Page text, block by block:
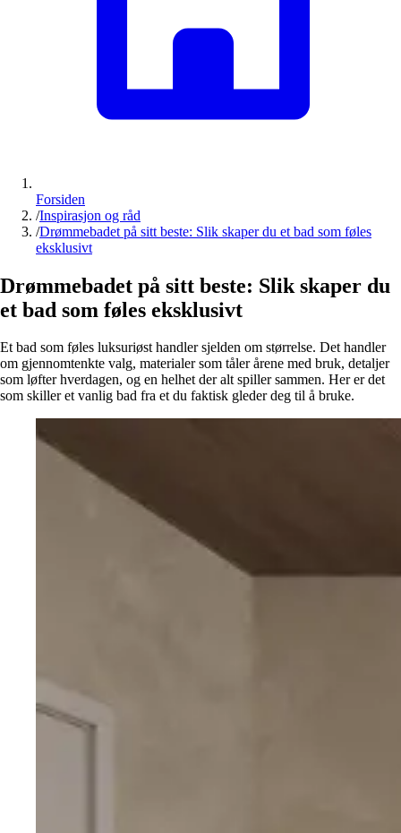
Forsiden
/Inspirasjon og råd
/Drømmebadet på sitt beste: Slik skaper du et bad som føles
eksklusivt
Drømmebadet på sitt beste: Slik skaper du
et bad som føles eksklusivt
Et bad som føles luksuriøst handler sjelden om størrelse. Det handler
om gjennomtenkte valg, materialer som tåler årene med bruk, detaljer
som løfter hverdagen, og en helhet der alt spiller sammen. Her er det
som skiller et vanlig bad fra et du faktisk gleder deg til å bruke.